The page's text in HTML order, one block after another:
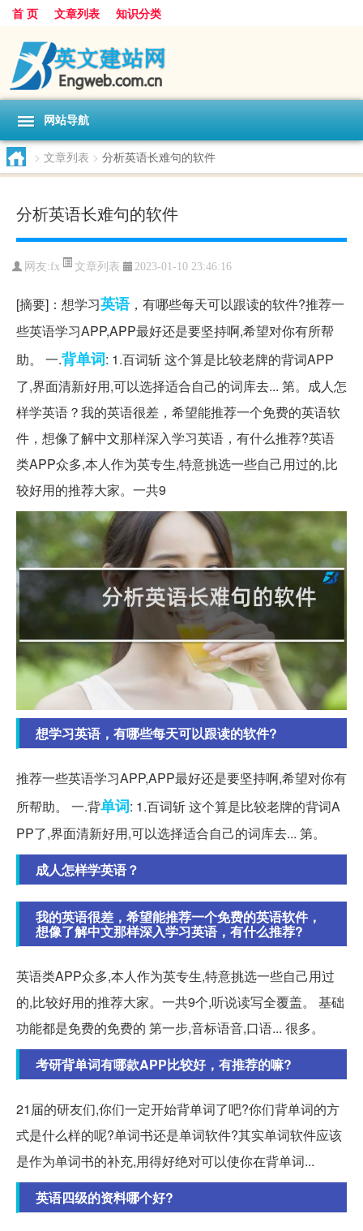
首 页 文章列表 知识分类
网站导航
> 文章列表 > 分析英语长难句的软件
分析英语长难句的软件
网友:fx 文章列表 2023-01-10 23:46:16
[摘要]：想学习英语，有哪些每天可以跟读的软件?推荐一
些英语学习APP,APP最好还是要坚持啊,希望对你有所帮
助。 一.背单词: 1.百词斩 这个算是比较老牌的背词APP
了,界面清新好用,可以选择适合自己的词库去... 第。成人怎
样学英语？我的英语很差，希望能推荐一个免费的英语软
件，想像了解中文那样深入学习英语，有什么推荐?英语
类APP众多,本人作为英专生,特意挑选一些自己用过的,比
较好用的推荐大家。一共9
想学习英语，有哪些每天可以跟读的软件?
推荐一些英语学习APP,APP最好还是要坚持啊,希望对你有
所帮助。 一.背单词: 1.百词斩 这个算是比较老牌的背词A
PP了,界面清新好用,可以选择适合自己的词库去... 第。
成人怎样学英语？
我的英语很差，希望能推荐一个免费的英语软件，
想像了解中文那样深入学习英语，有什么推荐?
英语类APP众多,本人作为英专生,特意挑选一些自己用过
的,比较好用的推荐大家。一共9个,听说读写全覆盖。 基础
功能都是免费的免费的 第一步,音标语音,口语... 很多。
考研背单词有哪款APP比较好，有推荐的嘛?
21届的研友们,你们一定开始背单词了吧?你们背单词的方
式是什么样的呢?单词书还是单词软件?其实单词软件应该
是作为单词书的补充,用得好绝对可以使你在背单词...
英语四级的资料哪个好?